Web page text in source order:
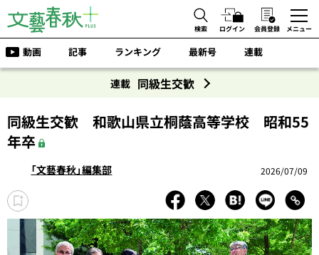
検索 ログイン 会員登録 メニュー
動画 記事 ランキング 最新号 連載
連載 同級生交歓
同級生交歓 和歌山県立桐蔭高等学校 昭和55
年卒
「文藝春秋」編集部 2026/07/09